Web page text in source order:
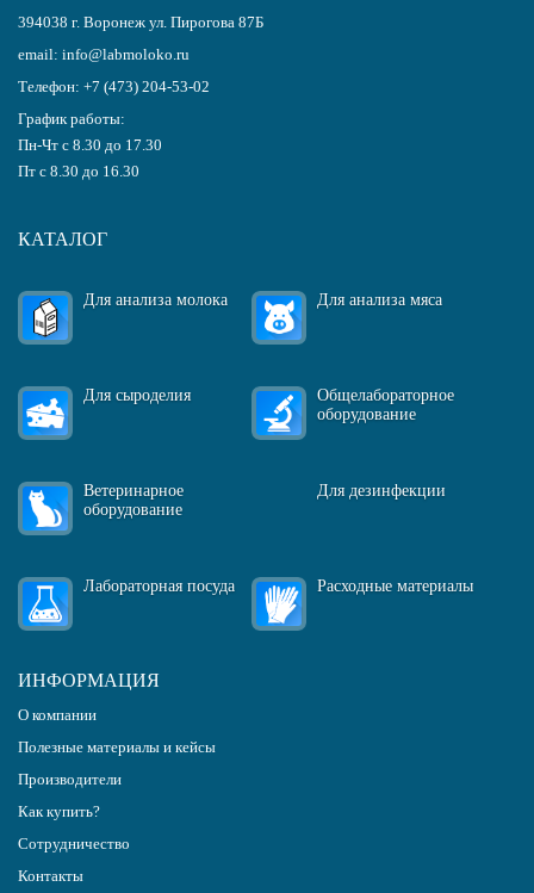
394038 г. Воронеж ул. Пирогова 87Б
email: info@labmoloko.ru
Телефон: +7 (473) 204-53-02
График работы:
Пн-Чт с 8.30 до 17.30
Пт с 8.30 до 16.30
КАТАЛОГ
Для анализа молока Для анализа мяса
Для сыроделия
Общелабораторное
оборудование
Ветеринарное
оборудование
Для дезинфекции
Лабораторная посуда Расходные материалы
ИНФОРМАЦИЯ
О компании
Полезные материалы и кейсы
Производители
Как купить?
Сотрудничество
Контакты